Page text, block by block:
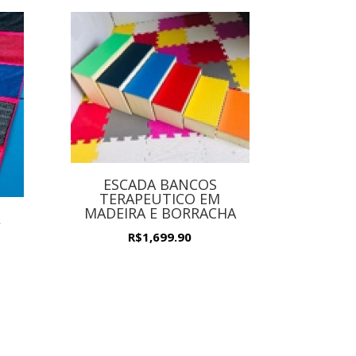
ESCADA BANCOS
TERAPEUTICO EM
MADEIRA E BORRACHA
R$1,699.90